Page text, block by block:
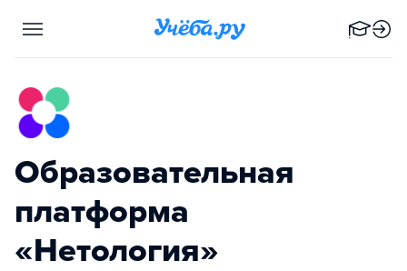
Образовательная
платформа
«Нетология»